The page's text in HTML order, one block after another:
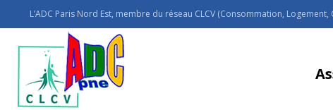
L’ADC Paris Nord Est, membre du réseau CLCV (Consommation, Logement,